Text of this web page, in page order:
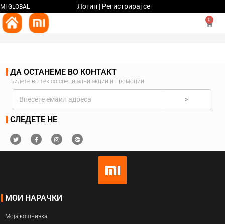
MI GLOBAL Логин | Регистрирај се
0
ДА ОСТАНЕМЕ ВО КОНТАКТ
Бидете во тек со специјални акции и промоции
>
СЛЕДЕТЕ НЕ
МОИ НАРАЧКИ
Моја кошничка